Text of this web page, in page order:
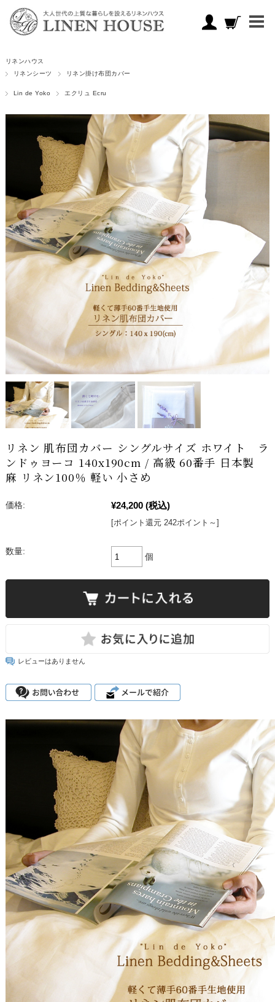
リネンハウス
リネンシーツ
リネン掛け布団カバー
Lin de Yoko エクリュ Ecru
リネン 肌布団カバー シングルサイズ ホワイト ラ
ンドゥヨーコ 140x190cm / 高級 60番手 日本製
麻 リネン100％ 軽い 小さめ
価格: ¥24,200 (税込)
[ポイント還元 242ポイント～]
数量:
個
レビューはありません